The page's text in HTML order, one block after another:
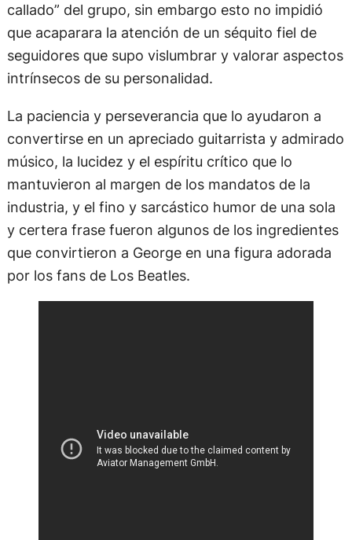
callado” del grupo, sin embargo esto no impidió
que acaparara la atención de un séquito fiel de
seguidores que supo vislumbrar y valorar aspectos
intrínsecos de su personalidad.
La paciencia y perseverancia que lo ayudaron a
convertirse en un apreciado guitarrista y admirado
músico, la lucidez y el espíritu crítico que lo
mantuvieron al margen de los mandatos de la
industria, y el fino y sarcástico humor de una sola
y certera frase fueron algunos de los ingredientes
que convirtieron a George en una figura adorada
por los fans de Los Beatles.